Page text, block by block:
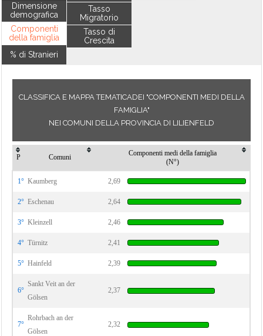
Dimensione
demografica
Componenti
della famiglia
% di Stranieri
Tasso
Migratorio
Tasso di
Crescita
CLASSIFICA E MAPPA TEMATICADEI "COMPONENTI MEDI DELLA
FAMIGLIA"
NEI COMUNI DELLA PROVINCIA DI LILIENFELD
P Comuni
Componenti medi della famiglia
(N°)
1° Kaumberg 2,69
2° Eschenau 2,64
3° Kleinzell 2,46
4° Türnitz 2,41
5° Hainfeld 2,39
6°
Sankt Veit an der
Gölsen
2,37
7°
Rohrbach an der
Gölsen
2,32